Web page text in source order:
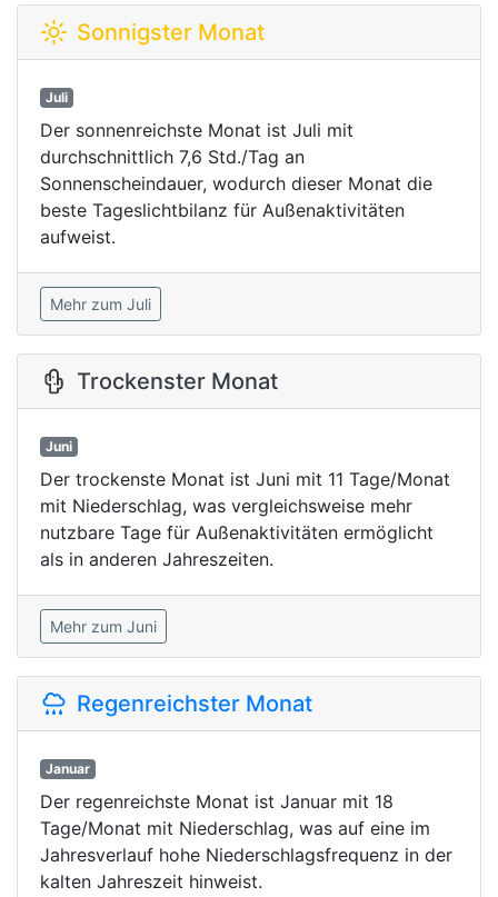
Sonnigster Monat
Juli
Der sonnenreichste Monat ist Juli mit
durchschnittlich 7,6 Std./Tag an
Sonnenscheindauer, wodurch dieser Monat die
beste Tageslichtbilanz für Außenaktivitäten
aufweist.
Mehr zum Juli
Trockenster Monat
Juni
Der trockenste Monat ist Juni mit 11 Tage/Monat
mit Niederschlag, was vergleichsweise mehr
nutzbare Tage für Außenaktivitäten ermöglicht
als in anderen Jahreszeiten.
Mehr zum Juni
Regenreichster Monat
Januar
Der regenreichste Monat ist Januar mit 18
Tage/Monat mit Niederschlag, was auf eine im
Jahresverlauf hohe Niederschlagsfrequenz in der
kalten Jahreszeit hinweist.